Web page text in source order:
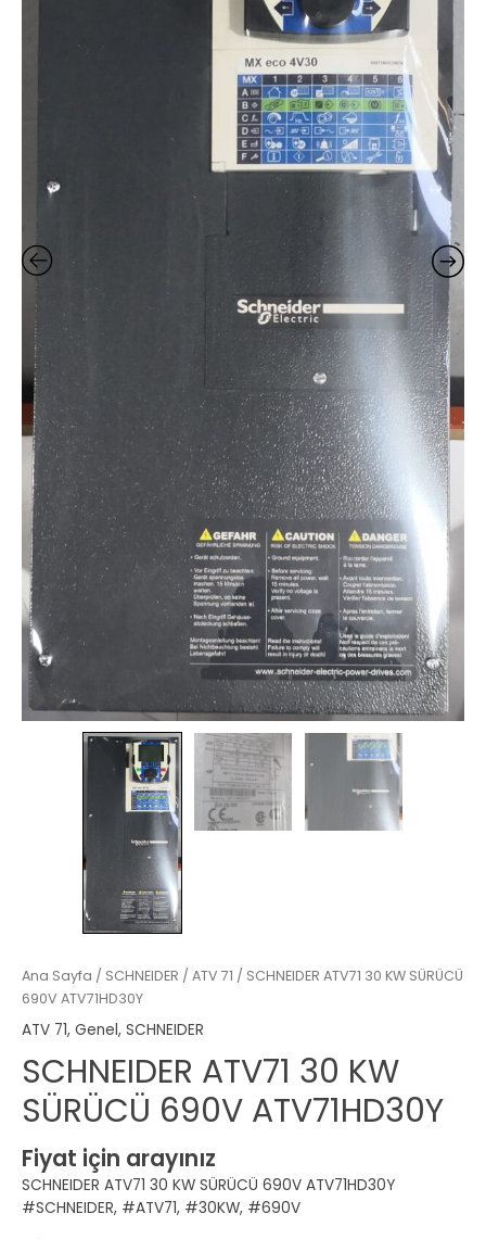
Ana Sayfa / SCHNEIDER / ATV 71 / SCHNEIDER ATV71 30 KW SÜRÜCÜ
690V ATV71HD30Y
ATV 71, Genel, SCHNEIDER
SCHNEIDER ATV71 30 KW
SÜRÜCÜ 690V ATV71HD30Y
Fiyat için arayınız
SCHNEIDER ATV71 30 KW SÜRÜCÜ 690V ATV71HD30Y
#SCHNEIDER, #ATV71, #30KW, #690V